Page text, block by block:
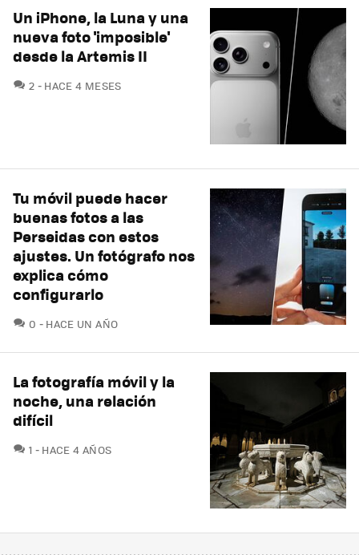
Un iPhone, la Luna y una
nueva foto 'imposible'
desde la Artemis II
2 COMENTARIOS
HACE 4 MESES
Tu móvil puede hacer
buenas fotos a las
Perseidas con estos
ajustes. Un fotógrafo nos
explica cómo
configurarlo
0 COMENTARIOS
HACE UN AÑO
La fotografía móvil y la
noche, una relación
difícil
1 COMENTARIOS
HACE 4 AÑOS